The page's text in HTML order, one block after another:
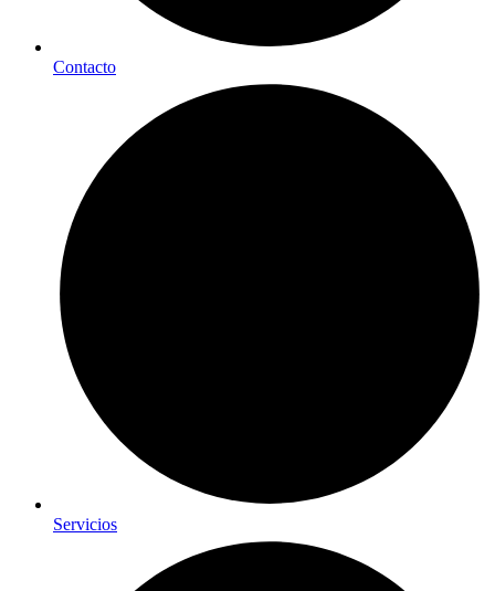
Contacto
Servicios